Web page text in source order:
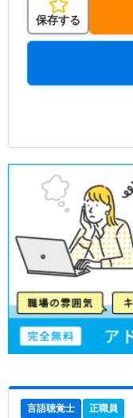
保存する
言語聴覚士 正職員